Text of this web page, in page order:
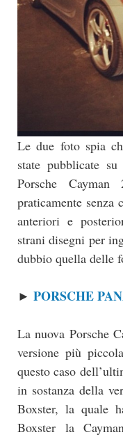
Le due foto spia
state pubblicate
Porsche
praticamente
anteriori e
strani disegni per
dubbio quella delle
► PORSCHE
La nuova Porsche
versione più
questo caso
in sostanza della
Boxster, la quale
Boxster la